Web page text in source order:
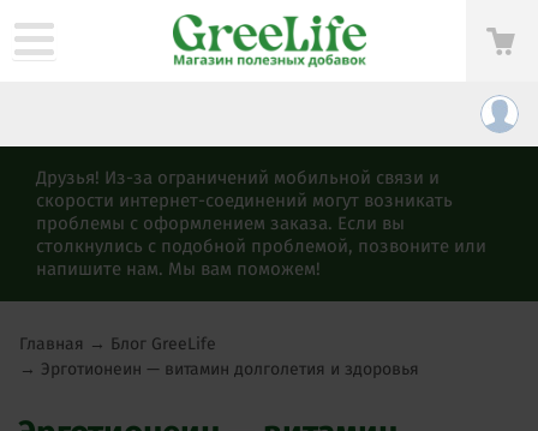
Друзья! Из-за ограничений мобильной связи и
скорости интернет-соединений могут возникать
проблемы с оформлением заказа. Если вы
столкнулись с подобной проблемой, позвоните или
напишите нам. Мы вам поможем!
Главная → Блог GreeLife
→ Эрготионеин — витамин долголетия и здоровья